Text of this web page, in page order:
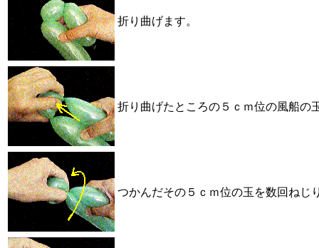
折り曲げます。
折り曲げたところの５ｃｍ位の風船の
つかんだその５ｃｍ位の玉を数回ねじ